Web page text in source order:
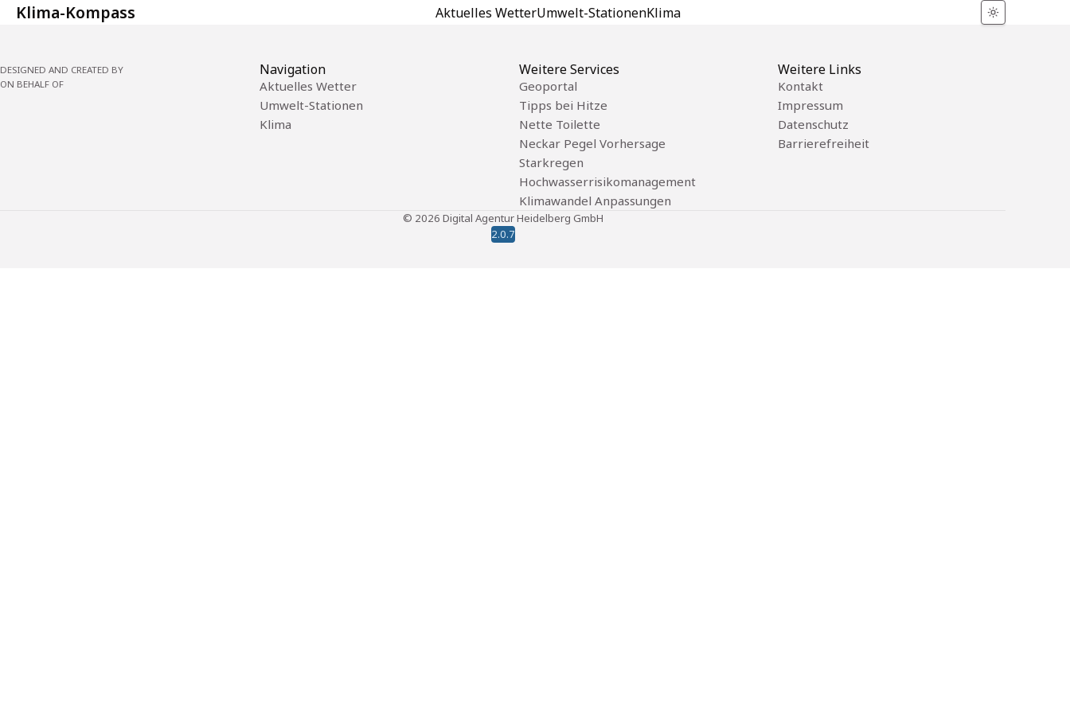
Klima-Kompass Aktuelles WetterUmwelt-StationenKlima
DESIGNED AND CREATED BY
ON BEHALF OF
Navigation
Aktuelles Wetter
Umwelt-Stationen
Klima
Weitere Services
Geoportal
Tipps bei Hitze
Nette Toilette
Neckar Pegel Vorhersage
Starkregen
Hochwasserrisikomanagement
Klimawandel Anpassungen
Weitere Links
Kontakt
Impressum
Datenschutz
Barrierefreiheit
© 2026 Digital Agentur Heidelberg GmbH
2.0.7